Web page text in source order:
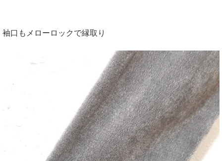
袖口もメローロックで縁取り